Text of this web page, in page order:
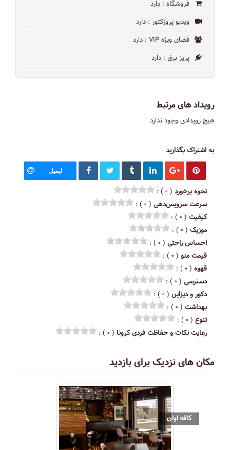
فروشگاه : دارد
ویدیو پروژکتور : دارد
فضای ویژه VIP
: دارد
پریز برق : دارد
رویداد های مرتبط
هیچ رویدادی وجود ندارد
به اشتراک بگذارید
ایمیل
نحوه برخورد ( ۰ ) :
سرعت سرویس‌دهی ( ۰ ) :
کیفیت ( ۰ ) :
موزیک ( ۰ ) :
احساس راحتی ( ۰ ) :
قیمت منو ( ۰ ) :
قهوه ( ۰ ) :
دسترسی ( ۰ ) :
دکور و دیزاین ( ۰ ) :
بهداشت ( ۰ ) :
تنوع ( ۰ ) :
رعایت نکات و حفاظت فردی کرونا ( ۰ ) :
مکان های نزدیک برای بازدید
کافه اوان